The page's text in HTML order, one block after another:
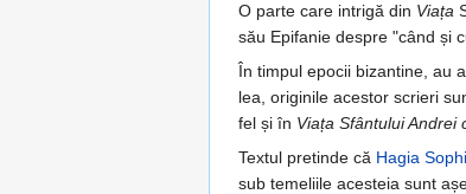
O parte care intrigă din Viața
său Epifanie despre "când și
În timpul epocii bizantine, au
lea, originile acestor scrieri
fel și în Viața Sfântului Andrei
Textul pretinde că Hagia
sub temeliile acesteia sunt